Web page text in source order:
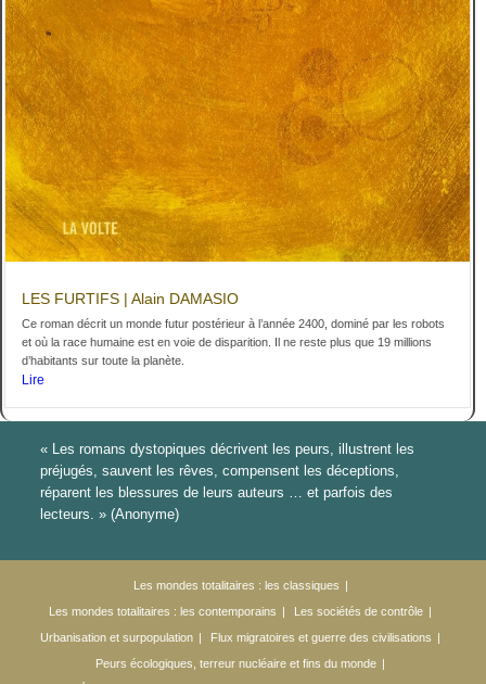
LES FURTIFS | Alain DAMASIO
Ce roman décrit un monde futur postérieur à l’année 2400, dominé par les robots
et où la race humaine est en voie de disparition. Il ne reste plus que 19 millions
d’habitants sur toute la planète.
Lire
« Les romans dystopiques décrivent les peurs, illustrent les
préjugés, sauvent les rêves, compensent les déceptions,
réparent les blessures de leurs auteurs … et parfois des
lecteurs. » (Anonyme)
Les mondes totalitaires : les classiques
Les mondes totalitaires : les contemporains
Les sociétés de contrôle
Urbanisation et surpopulation
Flux migratoires et guerre des civilisations
Peurs écologiques, terreur nucléaire et fins du monde